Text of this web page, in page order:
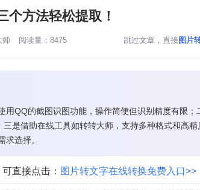
个方法轻松提取！
师 阅读量：8475 跳过文章，直接图片
用QQ的截图识图功能，操作简便但识别精度有限；
三是借助在线工具如转转大师，支持多种格式和高
选择。
直接点击： 图片转文字在线转换免费入口>>